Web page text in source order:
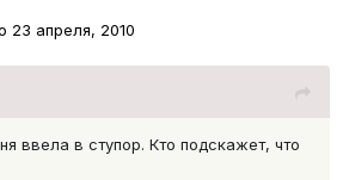
23 апреля, 2010
ввела в ступор. Кто подскажет, что